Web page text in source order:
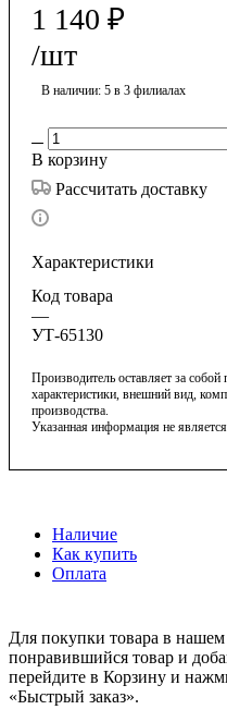
1 140 ₽
/шт
В наличии: 5 в 3 филиалах
В корзину
Рассчитать доставку
Характеристики
Код товара
—
УТ-65130
Производитель оставляет за
характеристики, внешний вид,
производства.
Указанная информация не
Наличие
Как купить
Оплата
Для покупки товара в
понравившийся товар и
перейдите в Корзину и
«Быстрый заказ».